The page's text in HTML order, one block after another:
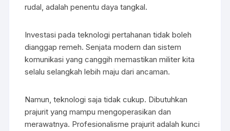
rudal, adalah penentu daya tangkal.
Investasi pada teknologi pertahanan tidak boleh
dianggap remeh. Senjata modern dan sistem
komunikasi yang canggih memastikan militer kita
selalu selangkah lebih maju dari ancaman.
Namun, teknologi saja tidak cukup. Dibutuhkan
prajurit yang mampu mengoperasikan dan
merawatnya. Profesionalisme prajurit adalah kunci